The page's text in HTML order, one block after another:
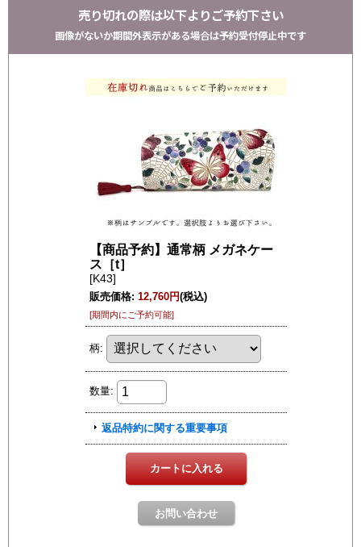
売り切れの際は以下よりご予約下さい
画像がないか期間外表示がある場合は予約受付停止中です